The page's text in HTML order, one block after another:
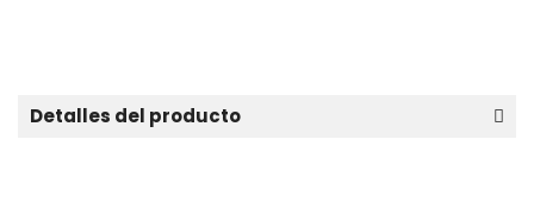
Detalles del producto